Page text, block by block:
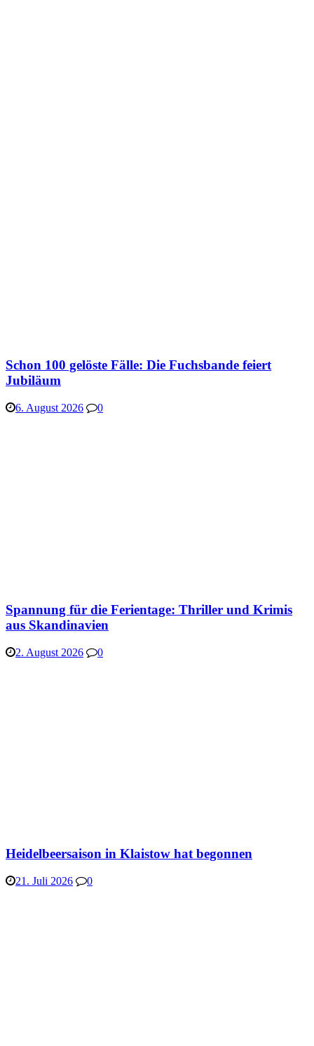
Schon 100 gelöste Fälle: Die Fuchsbande feiert
Jubiläum
6. August 2026 0
Spannung für die Ferientage: Thriller und Krimis
aus Skandinavien
2. August 2026 0
Heidelbeersaison in Klaistow hat begonnen
21. Juli 2026 0